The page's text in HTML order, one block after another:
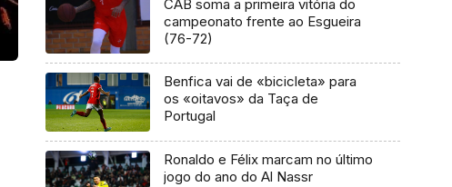
CAB soma a primeira vitória do
campeonato frente ao Esgueira
(76-72)
Benfica vai de «bicicleta» para
os «oitavos» da Taça de
Portugal
Ronaldo e Félix marcam no último
jogo do ano do Al Nassr